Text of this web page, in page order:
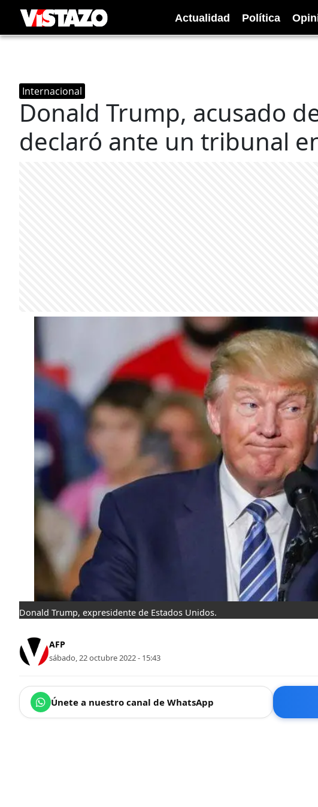
Actualidad Política
Internacional
Donald Trump, acusado
declaró ante un tribunal
Donald Trump, expresidente de Estados Unidos.
AFP
sábado, 22 octubre 2022 - 15:43
Únete a nuestro canal de WhatsApp